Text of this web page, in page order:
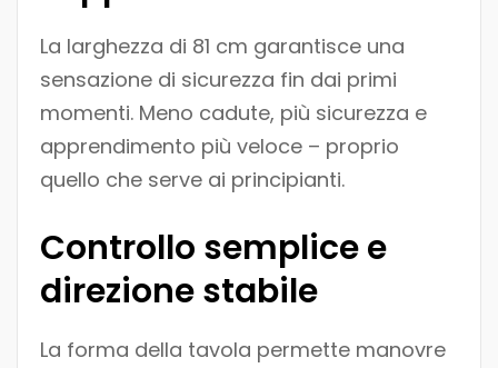
La larghezza di 81 cm garantisce una
sensazione di sicurezza fin dai primi
momenti. Meno cadute, più sicurezza e
apprendimento più veloce – proprio
quello che serve ai principianti.
Controllo semplice e
direzione stabile
La forma della tavola permette manovre